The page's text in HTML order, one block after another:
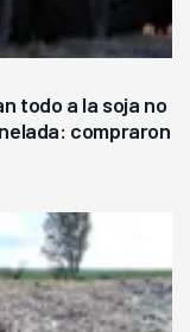
todo a la soja no
compraron